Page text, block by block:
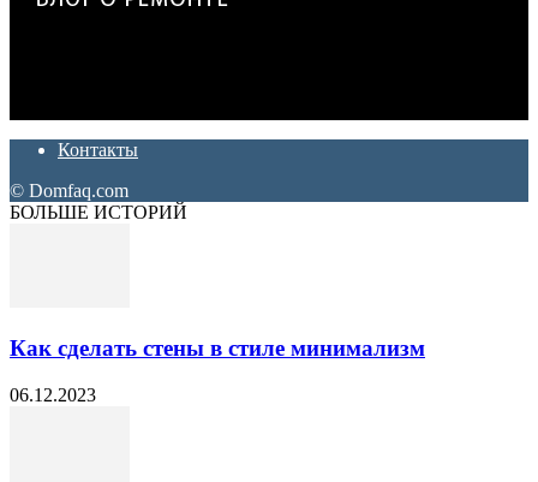
Контакты
© Domfaq.com
БОЛЬШЕ ИСТОРИЙ
Как сделать стены в стиле минимализм
06.12.2023